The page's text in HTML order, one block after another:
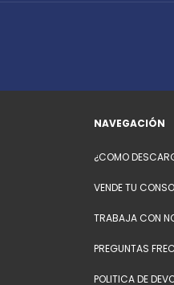
NAVEGACIÓN
¿COMO
VENDE TU
TRABAJA CON
PREGUNTAS
POLITICA DE